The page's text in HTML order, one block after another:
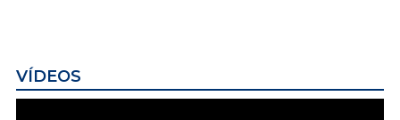
VÍDEOS